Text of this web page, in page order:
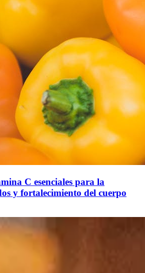
C esenciales para la
y fortalecimiento del cuerpo